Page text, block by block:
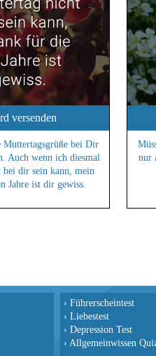
versenden
Muttertagsgrüße bei Dir
Auch wenn ich diesmal
dir sein kann, mein
Jahre ist dir gewiss.
nur
› Führerscheintest
› Liebestest
› Depression Test
› Allgemeinwissen